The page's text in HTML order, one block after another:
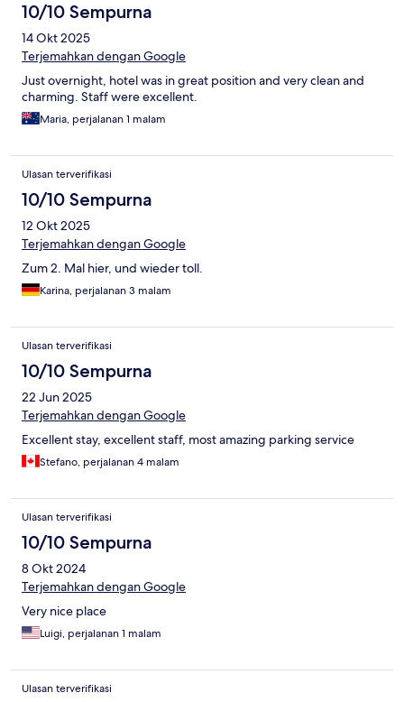
10/10 Sempurna
14 Okt 2025
Terjemahkan dengan Google
Just overnight, hotel was in great position and very clean and
charming. Staff were excellent.
Maria, perjalanan 1 malam
Ulasan terverifikasi
10/10 Sempurna
12 Okt 2025
Terjemahkan dengan Google
Zum 2. Mal hier, und wieder toll.
Karina, perjalanan 3 malam
Ulasan terverifikasi
10/10 Sempurna
22 Jun 2025
Terjemahkan dengan Google
Excellent stay, excellent staff, most amazing parking service
Stefano, perjalanan 4 malam
Ulasan terverifikasi
10/10 Sempurna
8 Okt 2024
Terjemahkan dengan Google
Very nice place
Luigi, perjalanan 1 malam
Ulasan terverifikasi